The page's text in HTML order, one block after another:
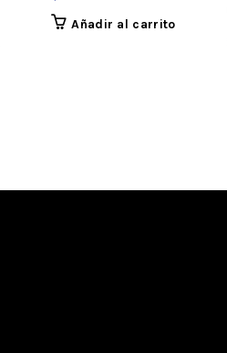
Añadir al carrito